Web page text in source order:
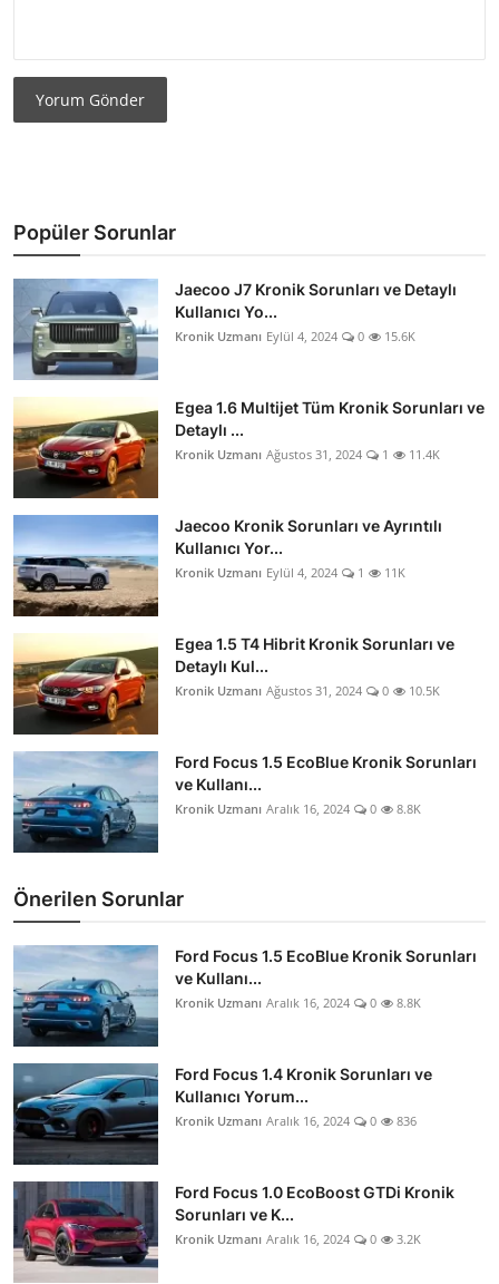
Yorum Gönder
Popüler Sorunlar
Jaecoo J7 Kronik Sorunları ve Detaylı
Kullanıcı Yo...
Kronik Uzmanı Eylül 4, 2024 0 15.6K
Egea 1.6 Multijet Tüm Kronik Sorunları ve
Detaylı ...
Kronik Uzmanı Ağustos 31, 2024 1 11.4K
Jaecoo Kronik Sorunları ve Ayrıntılı
Kullanıcı Yor...
Kronik Uzmanı Eylül 4, 2024 1 11K
Egea 1.5 T4 Hibrit Kronik Sorunları ve
Detaylı Kul...
Kronik Uzmanı Ağustos 31, 2024 0 10.5K
Ford Focus 1.5 EcoBlue Kronik Sorunları
ve Kullanı...
Kronik Uzmanı Aralık 16, 2024 0 8.8K
Önerilen Sorunlar
Ford Focus 1.5 EcoBlue Kronik Sorunları
ve Kullanı...
Kronik Uzmanı Aralık 16, 2024 0 8.8K
Ford Focus 1.4 Kronik Sorunları ve
Kullanıcı Yorum...
Kronik Uzmanı Aralık 16, 2024 0 836
Ford Focus 1.0 EcoBoost GTDi Kronik
Sorunları ve K...
Kronik Uzmanı Aralık 16, 2024 0 3.2K